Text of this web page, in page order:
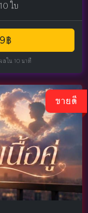
ใบ
฿
ใน 10 นาที
ขายดี